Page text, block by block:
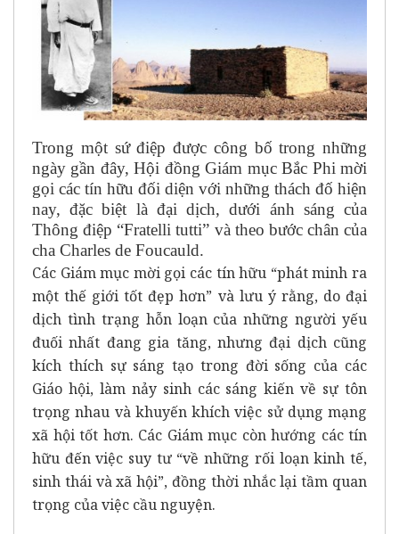
Trong một sứ điệp được công bố trong những
ngày gần đây, Hội đồng Giám mục Bắc Phi mời
gọi các tín hữu đối diện với những thách đố hiện
nay, đặc biệt là đại dịch, dưới ánh sáng của
Thông điệp “Fratelli tutti” và theo bước chân của
cha Charles de Foucauld.
Các Giám mục mời gọi các tín hữu “phát minh ra
một thế giới tốt đẹp hơn” và lưu ý rằng, do đại
dịch tình trạng hỗn loạn của những người yếu
đuối nhất đang gia tăng, nhưng đại dịch cũng
kích thích sự sáng tạo trong đời sống của các
Giáo hội, làm nảy sinh các sáng kiến về sự tôn
trọng nhau và khuyến khích việc sử dụng mạng
xã hội tốt hơn. Các Giám mục còn hướng các tín
hữu đến việc suy tư “về những rối loạn kinh tế,
sinh thái và xã hội”, đồng thời nhắc lại tầm quan
trọng của việc cầu nguyện.